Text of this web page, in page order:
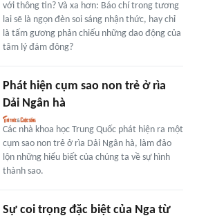
với thông tin? Và xa hơn: Báo chí trong tương
lai sẽ là ngọn đèn soi sáng nhận thức, hay chỉ
là tấm gương phản chiếu những dao động của
tâm lý đám đông?
Phát hiện cụm sao non trẻ ở rìa
Dải Ngân hà
Các nhà khoa học Trung Quốc phát hiện ra một
cụm sao non trẻ ở rìa Dải Ngân hà, làm đảo
lộn những hiểu biết của chúng ta về sự hình
thành sao.
Sự coi trọng đặc biệt của Nga từ